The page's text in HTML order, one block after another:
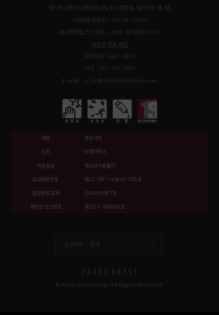
경기도 과천시 과천대로2길 48 (갈현동, 펄어비스 홈 원)
사업자등록번호 : 138-81-62479
통신판매업 신고번호 : 2022-경기과천-0177
사업자 정보 확인
대표번호: 1661-8572
FAX : 031-935-0837
E-mail : pc_kr@playblackdesert.com
제명 검은사막
상호 ㈜펄어비스
이용등급 청소년이용불가
등급분류번호 제CC-NP-140409-005호
등급분류 일자 2014년 4월 9일
제작업 신고번호 제2011-000002호
검은사막 - 한국
© Pearl Abyss Corp. All Rights Reserved.